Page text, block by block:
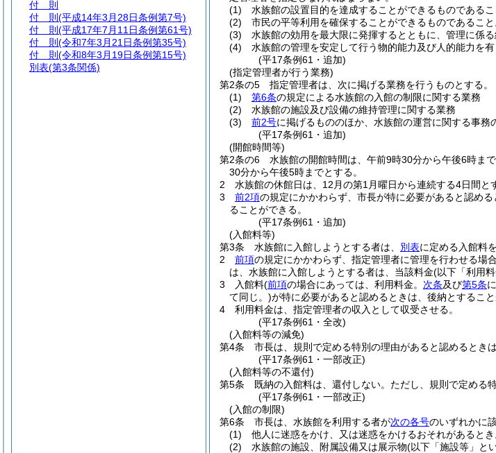
(1)
水族館の設置目的を達成することができるものであるこ
(2)
市民の平等利用を確保することができるものであること
(3)
水族館の効用を最大限に発揮するとともに、管理に係
(4)
水族館の管理を安定して行う物的能力及び人的能力を
(平17条例61・追加)
(指定管理者が行う業務)
第2条の5
指定管理者は、次に掲げる業務を行うものとする。
(1)
第6条の規定による水族館の入館の制限に関する業務
(2)
水族館の施設及び設備の維持管理に関する業務
(3)
前2号に掲げるもののほか、水族館の運営に関する事務
(平17条例61・追加)
(開館時間等)
第2条の6
水族館の開館時間は、午前9時30分から午後6時まで
30分から午後5時までとする。
2
水族館の休館日は、12月の第1月曜日から連続する4日間と
3
前2項の規定にかかわらず、市長が特に必要があると認め
ることができる。
(平17条例61・追加)
(入館料等)
第3条
水族館に入館しようとする者は、 別表に定める入館料
2
前項の規定にかかわらず、指定管理者に管理を行わせる場合
は、水族館に入館しようとする者は、当該料金(以下「利用
3
入館料(前項の場合にあっては、利用料金。 次条及び第5条
て同じ。)が特に必要があると認めるときは、後納とすること
4
利用料金は、指定管理者の収入として収受させる。
(平17条例61・全改)
(入館料等の減免)
第4条
市長は、規則で定める特別の理由があると認めるとき
(平17条例61・一部改正)
(入館料等の不還付)
第5条
既納の入館料は、還付しない。 ただし、規則で定める
(平17条例61・一部改正)
(入館の制限)
第6条
市長は、水族館を利用する者が次の各号のいずれかに
(1)
他人に迷惑をかけ、又は迷惑をかけるおそれがあるとき
(2)
水族館の施設、附属設備又は展示物(以下「施設等」と
付 則
付 則 (平成14年3月28日条例第7号)
付 則 (平成17年7月11日条例第61号)
付 則 (令和7年3月21日条例第35号)
付 則 (令和8年3月19日条例第15号)
別表(第3条関係)